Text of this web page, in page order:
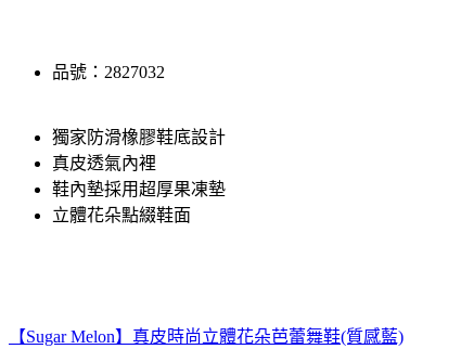
品號：2827032
獨家防滑橡膠鞋底設計
真皮透氣內裡
鞋內墊採用超厚果凍墊
立體花朵點綴鞋面
【Sugar Melon】真皮時尚立體花朵芭蕾舞鞋(質感藍)